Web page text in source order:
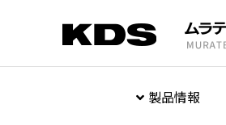
製品情報